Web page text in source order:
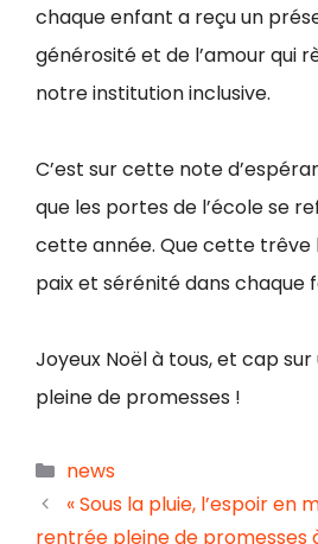
chaque enfant a reçu un
générosité et de l’amour qui
notre institution inclusive.
C’est sur cette note
que les portes de l’école se
cette année. Que cette
paix et sérénité dans chaque
Joyeux Noël à tous, et cap
pleine de promesses !
news
« Sous la pluie, l’espoir en
rentrée pleine de promesses à